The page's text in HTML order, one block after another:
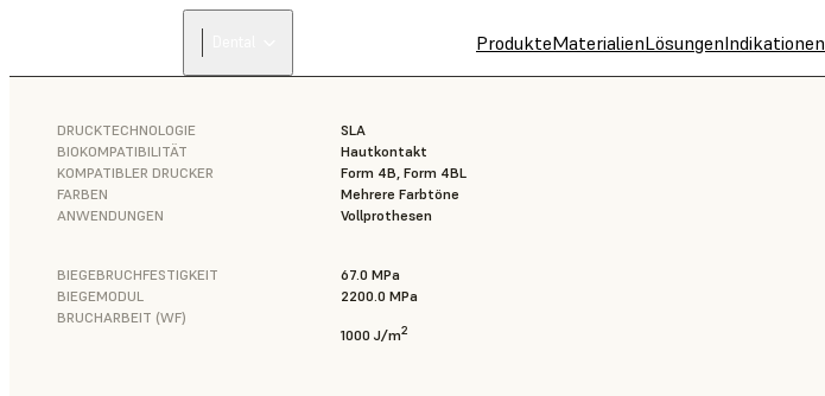
ProdukteMaterialienLösungenIndikationen
DRUCKTECHNOLOGIE
SLA
BIOKOMPATIBILITÄT
Hautkontakt
KOMPATIBLER DRUCKER
Form 4B, Form 4BL
FARBEN
Mehrere Farbtöne
ANWENDUNGEN
Vollprothesen
BIEGEBRUCHFESTIGKEIT
67.0 MPa
BIEGEMODUL
2200.0 MPa
BRUCHARBEIT (WF)
1000 J/m2